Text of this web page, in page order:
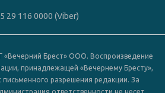
29 116 0000 (Viber)
«Вечерний Брест» ООО. Воспроизведение
принадлежащей «Вечернему Бресту»,
письменного разрешения редакции. За
ответственности не несет.